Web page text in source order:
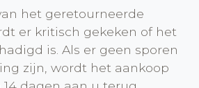
het geretourneerde
er kritisch gekeken of het
is. Als er geen sporen
zijn, wordt het aankoop